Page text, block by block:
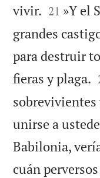
vivir. 

21 »Y el
grandes
para destruir
fieras y plaga.
unirse a
Babilonia,
cuán